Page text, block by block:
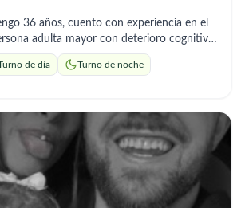
36 años, cuento con experiencia en el
adulta mayor con deterioro cognitivo
acompañamiento y apoyo en sus
Ofrezco un trato respetuoso, cálido y
sencillas - Recordatorio de medicación
médicas - Actividades suaves de
- Paseos tranquilos y compañía
tareas ligeras del hogar relacionadas con el
no solo asistencia, sino también compañía
de día Turno de noche